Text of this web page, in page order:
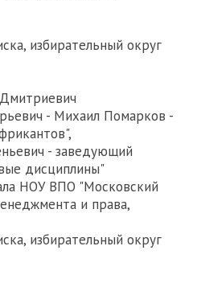
избирательный округ
- Михаил Помарков -
- заведующий
дисциплины"
НОУ ВПО "Московский
и права,
избирательный округ